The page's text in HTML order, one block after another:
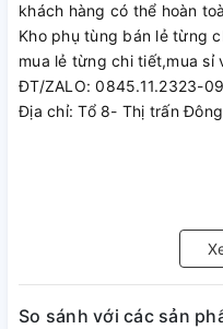
khách hàng có thể hoàn
Kho phụ tùng bán lẻ từng
mua lẻ từng chi tiết,mua sỉ
ĐT/ZALO: 0845.11.2323-
Địa chỉ: Tổ 8- Thị trấn
So sánh với các sản